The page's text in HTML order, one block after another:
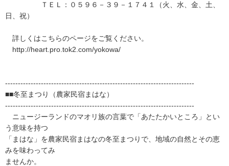
ＴＥＬ：０５９６－３９－１７４１（火、水、金、土、
日、祝）
詳しくはこちらのページをご覧ください。
http://heart.pro.tok2.com/yokowa/
--------------------------------------------------------------------------
■■冬至まつり（農家民宿まはな）
--------------------------------------------------------------------------
ニュージーランドのマオリ族の言葉で「あたたかいところ」とい
う意味を持つ
「まはな」を農家民宿まはなの冬至まつりで、地域の自然とその恵
みを味わってみ
ませんか。